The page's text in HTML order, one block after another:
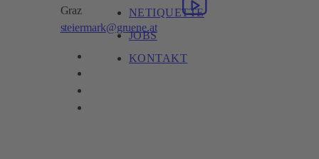
Graz
steiermark@gruene.at
NETIQUETTE
JOBS
KONTAKT